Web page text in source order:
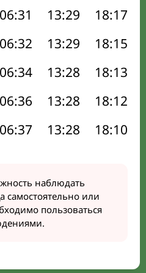
06:31 13:29 18:17
06:32 13:29 18:15
06:34 13:28 18:13
06:36 13:28 18:12
06:37 13:28 18:10
наблюдать
самостоятельно или
пользоваться